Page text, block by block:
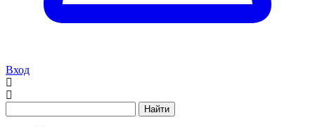
Вход
Найти